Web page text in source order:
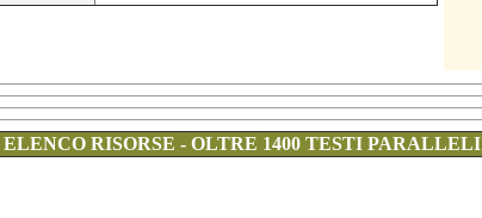
ELENCO RISORSE - OLTRE 1400 TESTI PARALLELI